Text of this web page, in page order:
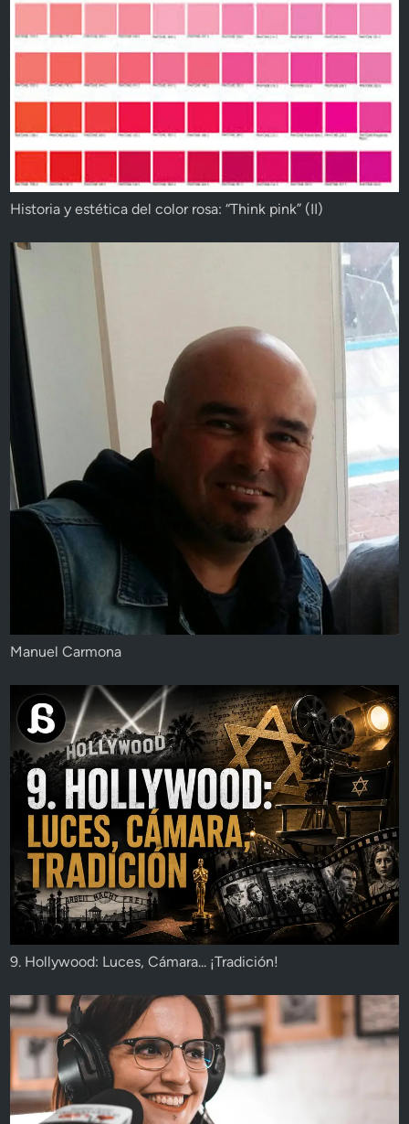
Historia y estética del color rosa: “Think pink” (II)
Manuel Carmona
9. Hollywood: Luces, Cámara... ¡Tradición!